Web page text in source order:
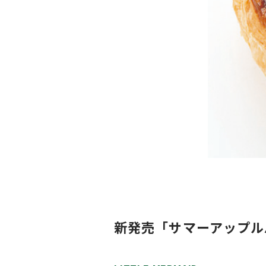
新発売「サマーアップ